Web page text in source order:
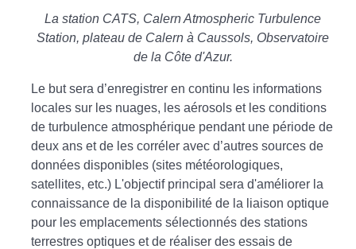
La station CATS, Calern Atmospheric Turbulence
Station, plateau de Calern à Caussols, Observatoire
de la Côte d'Azur.
Le but sera d’enregistrer en continu les informations
locales sur les nuages, les aérosols et les conditions
de turbulence atmosphérique pendant une période de
deux ans et de les corréler avec d’autres sources de
données disponibles (sites météorologiques,
satellites, etc.) L'objectif principal sera d'améliorer la
connaissance de la disponibilité de la liaison optique
pour les emplacements sélectionnés des stations
terrestres optiques et de réaliser des essais de